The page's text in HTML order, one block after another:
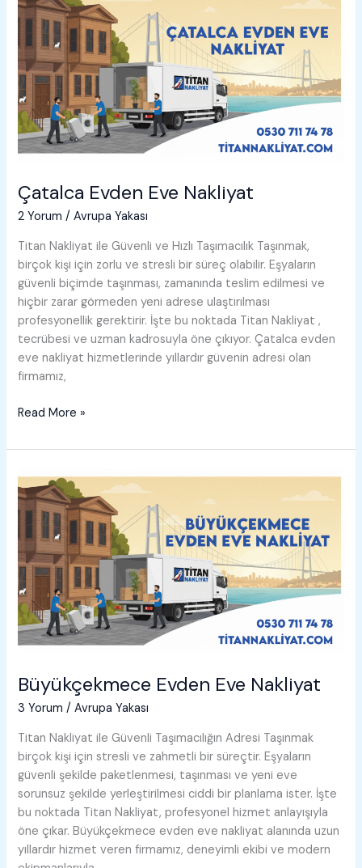
Çatalca Evden Eve Nakliyat
2 Yorum /Avrupa Yakası
Titan Nakliyat ile Güvenli ve Hızlı Taşımacılık Taşınmak,
birçok kişi için zorlu ve stresli bir süreç olabilir. Eşyaların
güvenli biçimde taşınması, zamanında teslim edilmesi ve
hiçbir zarar görmeden yeni adrese ulaştırılması
profesyonellik gerektirir. İşte bu noktada Titan Nakliyat ,
tecrübesi ve uzman kadrosuyla öne çıkıyor. Çatalca evden
eve nakliyat hizmetlerinde yıllardır güvenin adresi olan
firmamız,
Çatalca
Eve
Read More »
Büyükçekmece Evden Eve Nakliyat
3 Yorum /Avrupa Yakası
Titan Nakliyat ile Güvenli Taşımacılığın Adresi Taşınmak
birçok kişi için stresli ve zahmetli bir süreçtir. Eşyaların
güvenli şekilde paketlenmesi, taşınması ve yeni eve
sorunsuz şekilde yerleştirilmesi ciddi bir planlama ister. İşte
bu noktada Titan Nakliyat, profesyonel hizmet anlayışıyla
öne çıkar. Büyükçekmece evden eve nakliyat alanında uzun
yıllardır hizmet veren firmamız, deneyimli ekibi ve modern